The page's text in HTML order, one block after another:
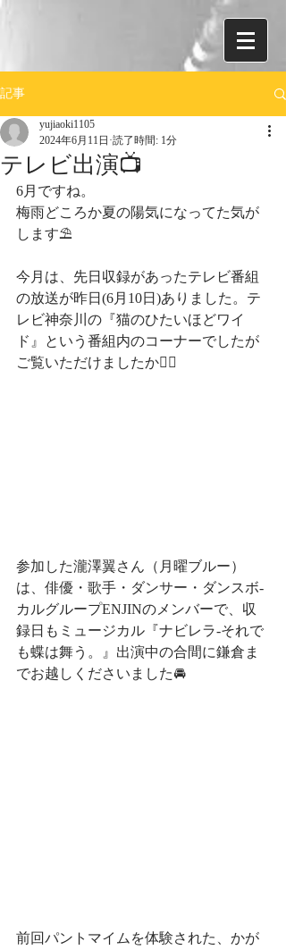
記事
テレビ出演📺
yujiaoki1105
2024年6月11日 読了時間: 1分
6月ですね。
梅雨どころか夏の陽気になってた気が
します⛱
今月は、先日収録があったテレビ番組
の放送が昨日(6月10日)ありました。テ
レビ神奈川の『猫のひたいほどワイ
ド』という番組内のコーナーでしたが
ご覧いただけましたか🖐🏻
参加した瀧澤翼さん（月曜ブルー）
は、俳優・歌手・ダンサー・ダンスボ-
カルグループENJINのメンバーで、収
録日もミュージカル『ナビレラ-それで
も蝶は舞う。』出演中の合間に鎌倉ま
でお越しくださいました🚘
前回パントマイムを体験された、かが